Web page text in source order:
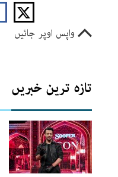
واپس اوپر جائیں
تازہ ترین خبریں